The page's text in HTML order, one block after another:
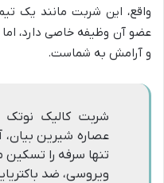
واقع، این شربت مانند یک
عضو آن وظیفه خاصی دارد،
و آرامش به شماست.
شربت کالیک نوتک
عصاره شیرین
تنها سرفه را
ویروسی، ضد